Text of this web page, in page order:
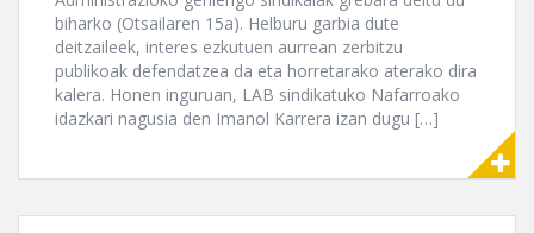
biharko (Otsailaren 15a). Helburu garbia dute
deitzaileek, interes ezkutuen aurrean zerbitzu
publikoak defendatzea da eta horretarako aterako dira
kalera. Honen inguruan, LAB sindikatuko Nafarroako
idazkari nagusia den Imanol Karrera izan dugu […]